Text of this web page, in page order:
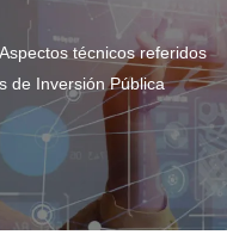
Aspectos técnicos referidos
de Inversión Pública